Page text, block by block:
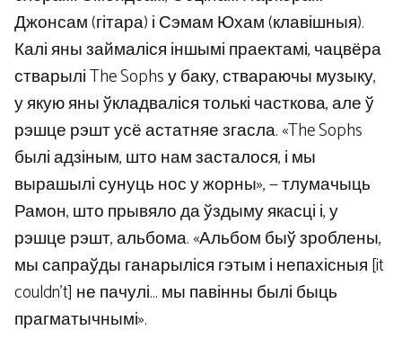
Джонсам (гітара) і Сэмам Юхам (клавішныя).
Калі яны займаліся іншымі праектамі, чацвёра
стварылі The Sophs у баку, ствараючы музыку,
у якую яны ўкладваліся толькі часткова, але ў
рэшце рэшт усё астатняе згасла. «The Sophs
былі адзіным, што нам засталося, і мы
вырашылі сунуць нос у жорны», — тлумачыць
Рамон, што прывяло да ўздыму якасці і, у
рэшце рэшт, альбома. «Альбом быў зроблены,
мы сапраўды ганарыліся гэтым і непахісныя [it
couldn’t] не пачулі… мы павінны былі быць
прагматычнымі».